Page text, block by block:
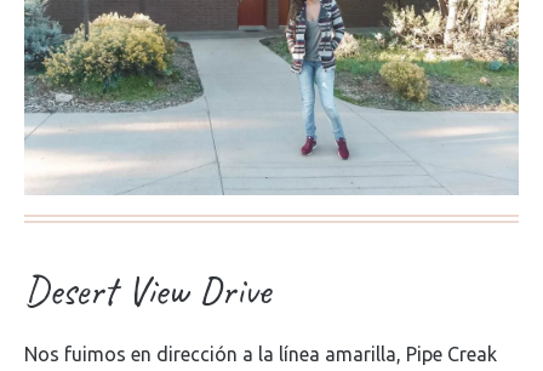
Desert View Drive
Nos fuimos en dirección a la línea amarilla, Pipe Creak